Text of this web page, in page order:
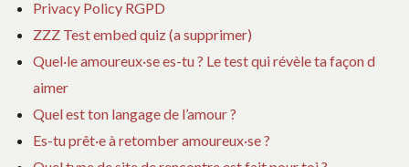
Privacy Policy RGPD
ZZZ Test embed quiz (a supprimer)
Quel·le amoureux·se es-tu ? Le test qui révèle ta façon d
aimer
Quel est ton langage de l’amour ?
Es-tu prêt·e à retomber amoureux·se ?